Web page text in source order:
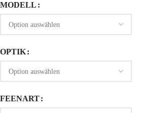
MODELL
OPTIK
FEENART